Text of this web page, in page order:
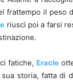
frattempo il peso
riuscì poi a farsi
fatiche, Eracle
storia, fatta di